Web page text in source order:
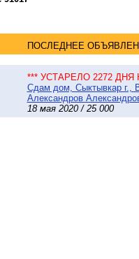
ПОСЛЕДНЕЕ
*** УСТАРЕЛО 2272 ДНЯ
Сдам дом, Сыктывкар г.,
Александров
18 мая 2020 / 25 000